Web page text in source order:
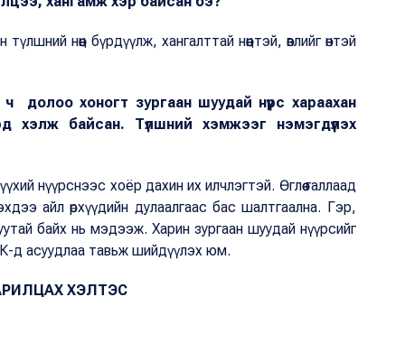
нөөц бүрдүүлж, хангалттай нөөцтэй, өвлийг өнтэй
хоногт зургаан шуудай нүүрс хараахан
хэлж байсан. Түлшний хэмжээг нэмэгдүүлэх
нүүрснээс хоёр дахин их илчлэгтэй. Өглөө галлаад
айл өрхүүдийн дулаалгаас бас шалтгаална. Гэр,
байх нь мэдээж. Харин зургаан шуудай нүүрсийг
д асуудлаа тавьж шийдүүлэх юм.
ХЭЛТЭС